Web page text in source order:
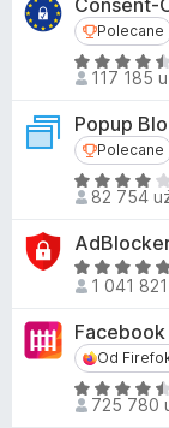
8
/
5
n
a
:
,
4
/
5
Consent-
Polecane
Polecane
O
c
e
n
a
:
,
4
/
117 185
Popup
Polecane
Polecane
O
c
e
n
a
4
,
2
/
82 754
O
c
e
n
a
:
1 041
OdOd
O
c
725 780